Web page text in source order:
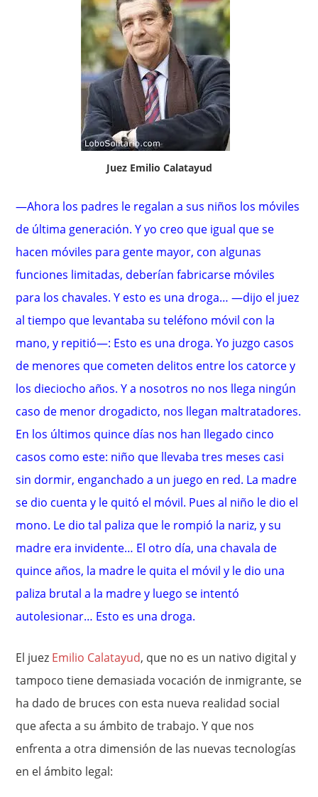
Juez Emilio Calatayud
—Ahora los padres le regalan a sus niños los móviles
de última generación. Y yo creo que igual que se
hacen móviles para gente mayor, con algunas
funciones limitadas, deberían fabricarse móviles
para los chavales. Y esto es una droga… —dijo el juez
al tiempo que levantaba su teléfono móvil con la
mano, y repitió—: Esto es una droga. Yo juzgo casos
de menores que cometen delitos entre los catorce y
los dieciocho años. Y a nosotros no nos llega ningún
caso de menor drogadicto, nos llegan maltratadores.
En los últimos quince días nos han llegado cinco
casos como este: niño que llevaba tres meses casi
sin dormir, enganchado a un juego en red. La madre
se dio cuenta y le quitó el móvil. Pues al niño le dio el
mono. Le dio tal paliza que le rompió la nariz, y su
madre era invidente… El otro día, una chavala de
quince años, la madre le quita el móvil y le dio una
paliza brutal a la madre y luego se intentó
autolesionar… Esto es una droga.
El juez Emilio Calatayud, que no es un nativo digital y
tampoco tiene demasiada vocación de inmigrante, se
ha dado de bruces con esta nueva realidad social
que afecta a su ámbito de trabajo. Y que nos
enfrenta a otra dimensión de las nuevas tecnologías
en el ámbito legal: